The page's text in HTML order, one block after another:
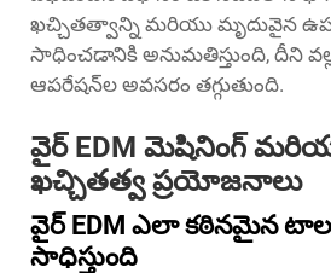
ఖచ్చితత్వాన్ని మరియు మృదువైన
సాధించడానికి అనుమతిస్తుంది, దీని
ఆపరేషన్‌ల అవసరం తగ్గుతుంది.
వైర్ EDM మెషినింగ్
ఖచ్చితత్వ ప్రయోజనాలు
వైర్ EDM ఎలా కఠినమైన
సాధిస్తుంది